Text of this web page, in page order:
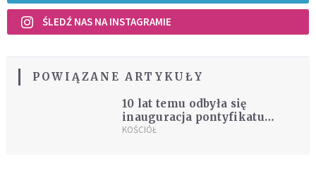
ŚLEDŹ NAS NA INSTAGRAMIE
POWIĄZANE ARTYKUŁY
10 lat temu odbyła się
inauguracja pontyfikatu
papieża Franciszka
KOŚCIÓŁ